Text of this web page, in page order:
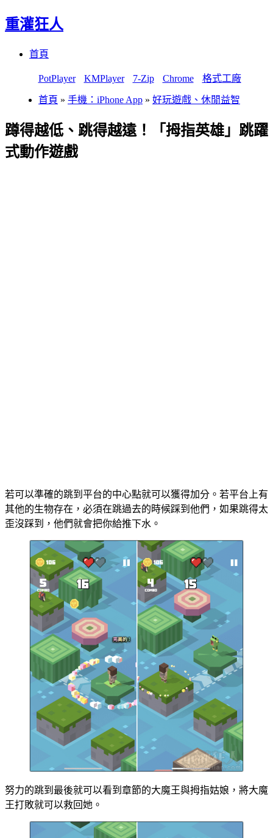
重灌狂人
首頁
PotPlayer KMPlayer 7-Zip Chrome 格式工廠
首頁 » 手機：iPhone App » 好玩遊戲、休閒益智
蹲得越低、跳得越遠！「拇指英雄」跳躍
式動作遊戲
若可以準確的跳到平台的中心點就可以獲得加分。若平台上有
其他的生物存在，必須在跳過去的時候踩到他們，如果跳得太
歪沒踩到，他們就會把你給推下水。
努力的跳到最後就可以看到章節的大魔王與拇指姑娘，將大魔
王打敗就可以救回她。